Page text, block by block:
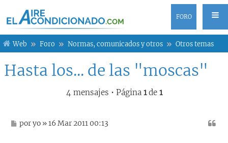
FORO
Web Foro Normas, comunicados y otros Otros temas
Hasta los... de las "moscas"
4 mensajes • Página 1de 1
M
poryo » 16 Mar 2011 00:13